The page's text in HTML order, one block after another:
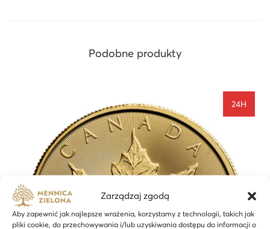
Zarządzaj zgodą
Aby zapewnić jak najlepsze wrażenia, korzystamy z technologii, takich jak
pliki cookie, do przechowywania i/lub uzyskiwania dostępu do informacji o
Podobne produkty
24H